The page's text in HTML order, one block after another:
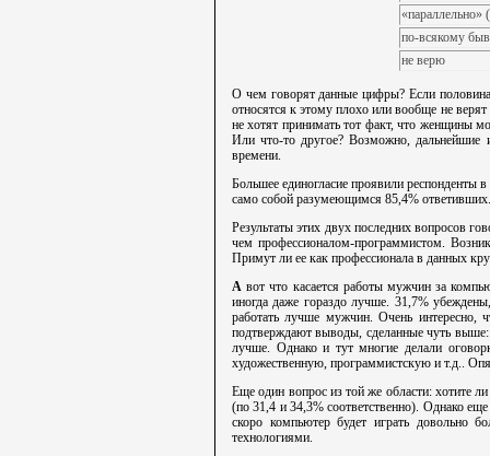
«параллельно»
по-всякому
не верю
О чем говорят данные цифры? Если половина
относятся к этому плохо или вообще не
не хотят принимать тот факт, что женщины
Или что-то другое? Возможно, дальнейшие
времени.
Большее единогласие проявили респонденты
само собой разумеющимся 85,4%
Результаты этих двух последних вопросов
чем профессионалом-программистом.
Примут ли ее как профессионала в данных
А вот что касается работы мужчин за
иногда даже гораздо лучше. 31,7%
работать лучше мужчин. Очень интересно,
подтверждают выводы, сделанные чуть
лучше. Однако и тут многие делали
художественную, программистскую и т.д..
Еще один вопрос из той же области: хотите
(по 31,4 и 34,3% соответственно). Однако
скоро компьютер будет играть довольно
технологиями.